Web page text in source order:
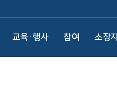
교육·행사 참여 소장